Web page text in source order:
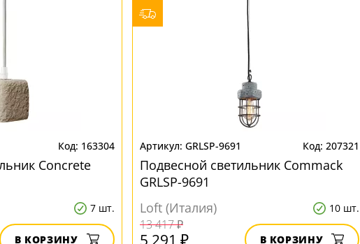
163304
Concrete
7 шт.
В КОРЗИНУ
GRLSP-9691 207321
Подвесной светильник Commack
GRLSP-9691
Loft (Италия)
10 шт.
13 417 ₽
5 291 ₽ В КОРЗИНУ